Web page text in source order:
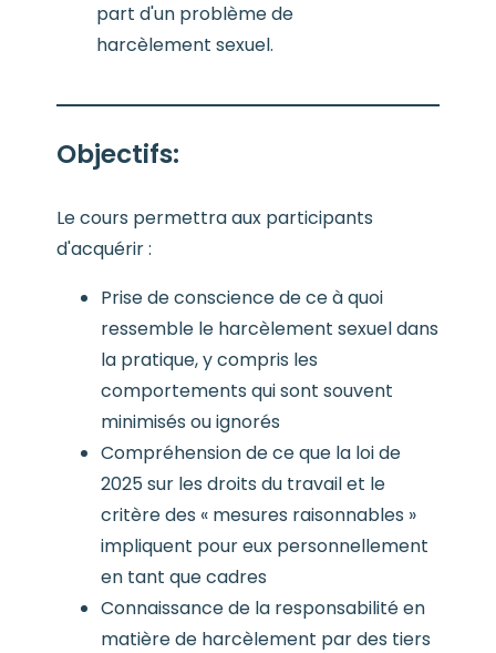
part d'un problème de
harcèlement sexuel.
Objectifs:
Le cours permettra aux participants
d'acquérir :
Prise de conscience de ce à quoi
ressemble le harcèlement sexuel dans
la pratique, y compris les
comportements qui sont souvent
minimisés ou ignorés
Compréhension de ce que la loi de
2025 sur les droits du travail et le
critère des « mesures raisonnables »
impliquent pour eux personnellement
en tant que cadres
Connaissance de la responsabilité en
matière de harcèlement par des tiers